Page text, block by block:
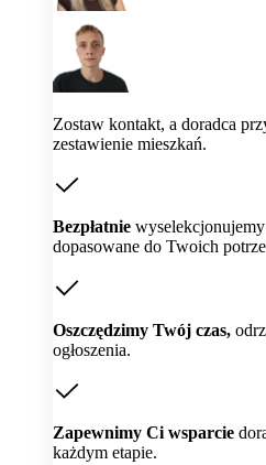
Zostaw kontakt, a doradca
zestawienie mieszkań.
Bezpłatnie
dopasowane do Twoich
Oszczędzimy Twój czas,
ogłoszenia.
Zapewnimy Ci wsparcie
każdym etapie.